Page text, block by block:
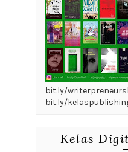
bit.ly/
bit.ly/
Kelas